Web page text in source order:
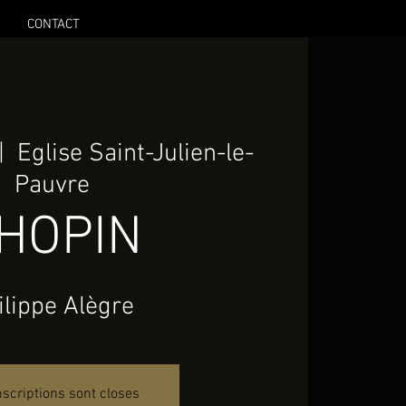
CONTACT
Eglise Saint-Julien-le-
Pauvre
Alègre
sont closes